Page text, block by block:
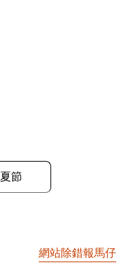
節
網站除錯報馬仔